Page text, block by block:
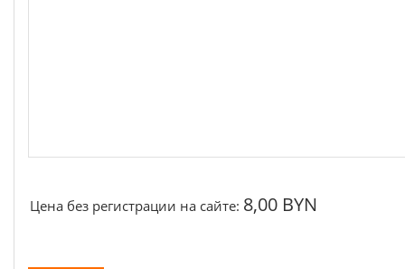
Цена без регистрации на сайте: 8,00 BYN